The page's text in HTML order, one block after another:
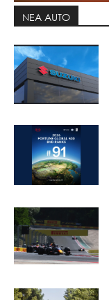
ΝΕΑ AUTO